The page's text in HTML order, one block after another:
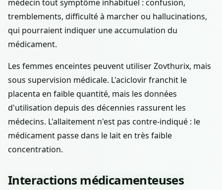
médecin tout symptôme inhabituel : confusion,
tremblements, difficulté à marcher ou hallucinations,
qui pourraient indiquer une accumulation du
médicament.
Les femmes enceintes peuvent utiliser Zovthurix, mais
sous supervision médicale. L'aciclovir franchit le
placenta en faible quantité, mais les données
d'utilisation depuis des décennies rassurent les
médecins. L'allaitement n'est pas contre-indiqué : le
médicament passe dans le lait en très faible
concentration.
Interactions médicamenteuses